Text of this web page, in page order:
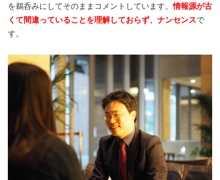
を鵜呑みにしてそのままコメントしています。情報源が古
くて間違っていることを理解しておらず、ナンセンスで
す。